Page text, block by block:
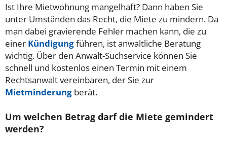
Ist Ihre Mietwohnung mangelhaft? Dann haben Sie
unter Umständen das Recht, die Miete zu mindern. Da
man dabei gravierende Fehler machen kann, die zu
einer Kündigungführen, ist anwaltliche Beratung
wichtig. Über den Anwalt-Suchservice können Sie
schnell und kostenlos einen Termin mit einem
Rechtsanwalt vereinbaren, der Sie zur
Mietminderung berät.
Um welchen Betrag darf die Miete gemindert
werden?